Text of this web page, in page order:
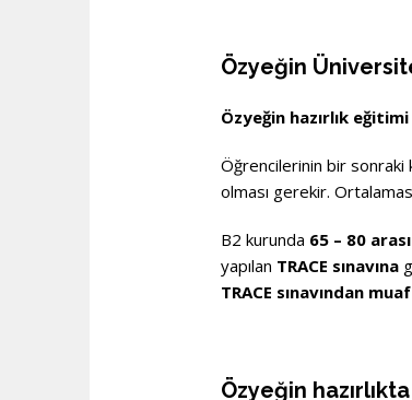
Özyeğin
Özyeğin hazırlık eğitimi
Öğrencilerinin bir sonraki
olması gerekir.
B2 kurunda 65 – 80 arası
yapılan TRACE sınavına
TRACE sınavından muaf
Özyeğin